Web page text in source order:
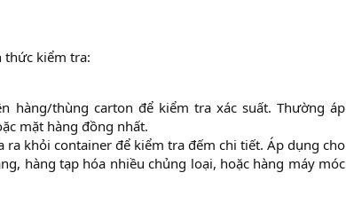
thức kiểm tra:
hàng/thùng carton để kiểm tra xác suất. Thường áp
mặt hàng đồng nhất.​
ra khỏi container để kiểm tra đếm chi tiết. Áp dụng cho
hàng tạp hóa nhiều chủng loại, hoặc hàng máy móc